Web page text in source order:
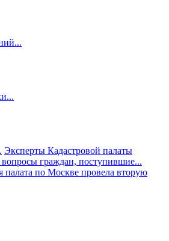
Эксперты Кадастровой палаты
вопросы граждан, поступившие...
палата по Москве провела вторую